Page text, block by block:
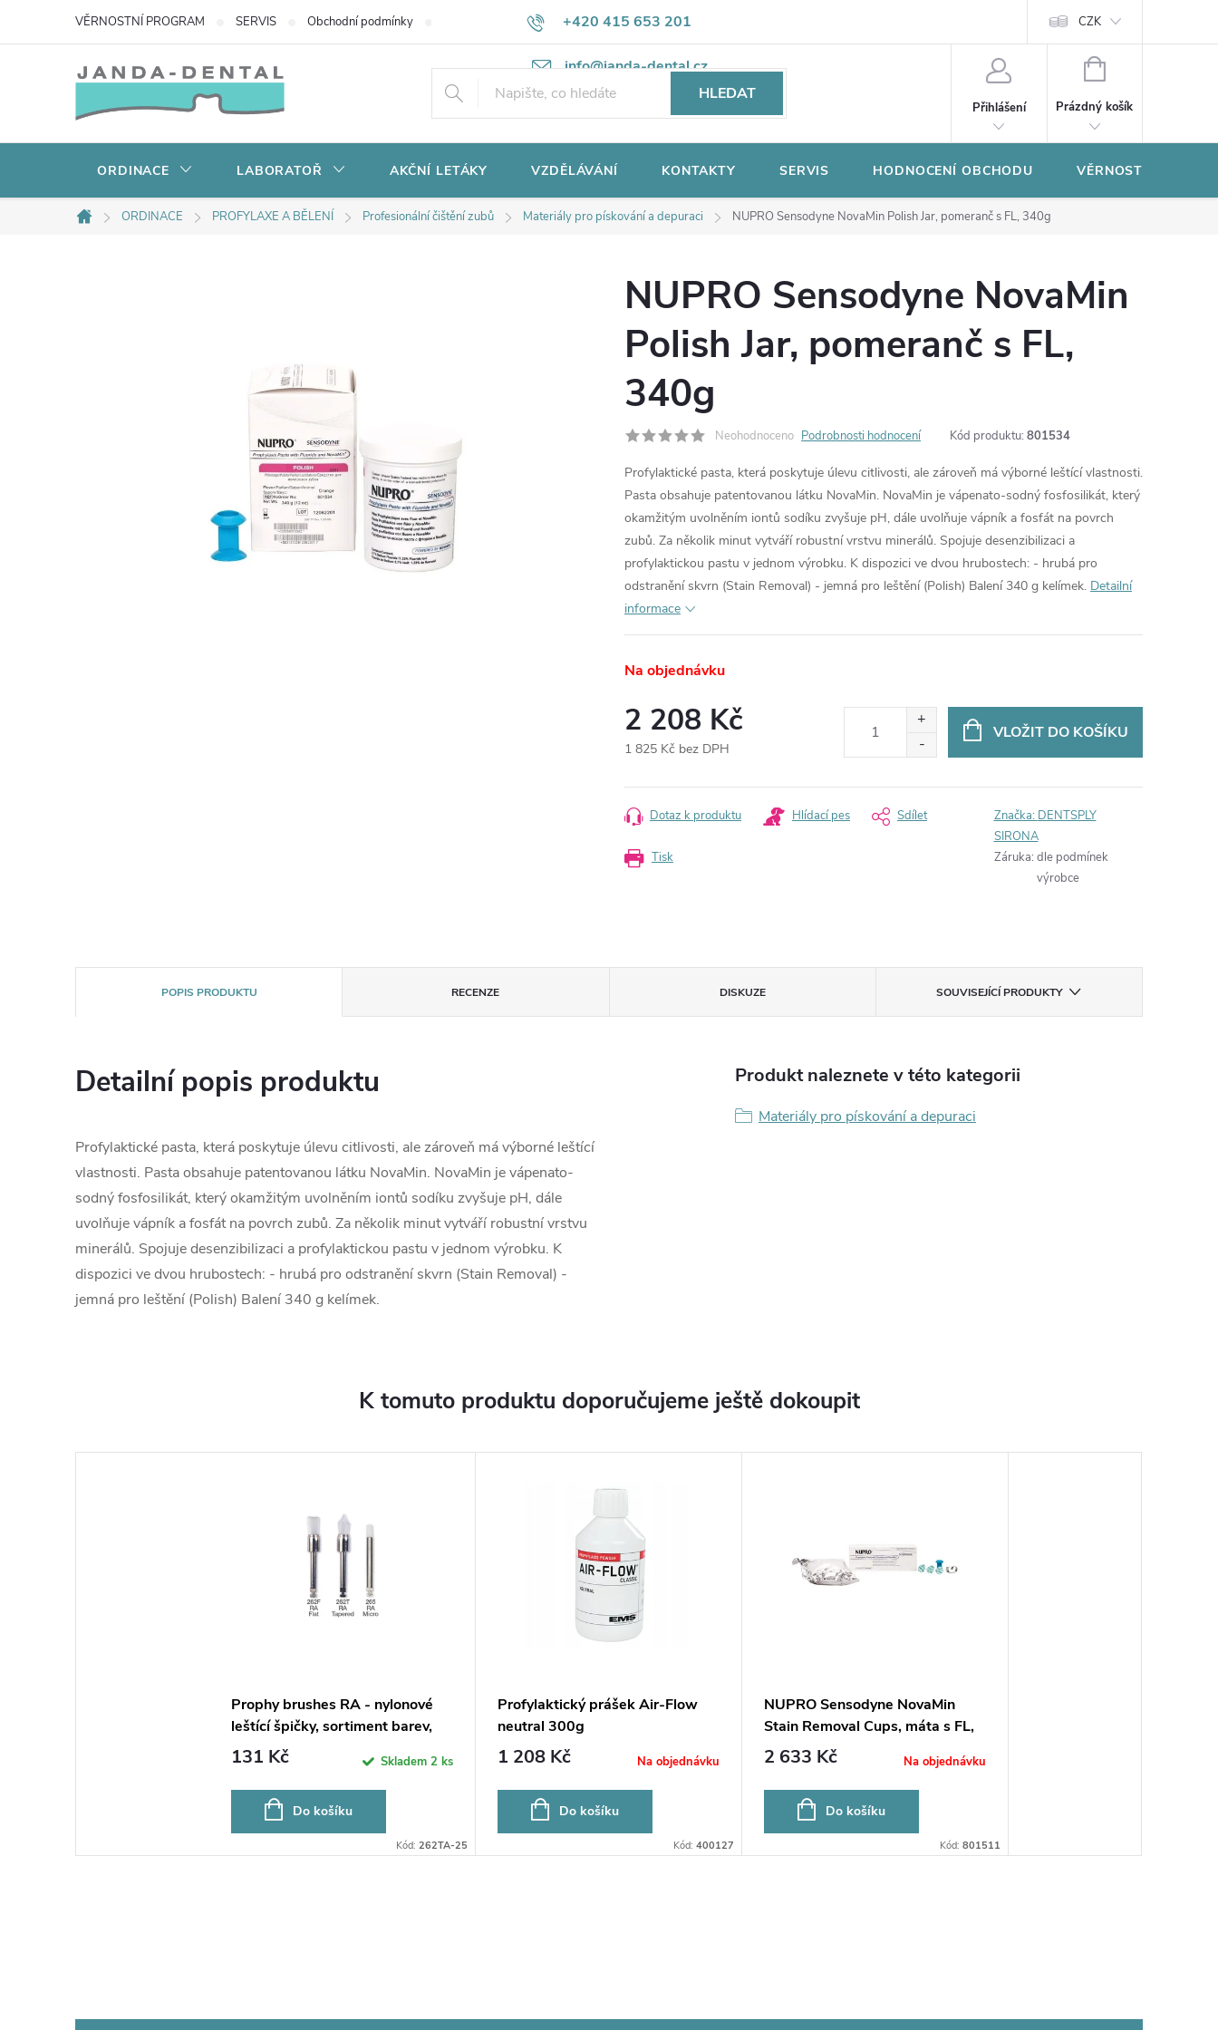
+420 415 653 201
info@janda-dental.cz
VĚRNOSTNÍ PROGRAM SERVIS Obchodní podmínky Potřebujete poradit? Ochrana osobních údajů CZK
HLEDAT
Přihlášení
NÁKUPNÍ
Prázdný košík
ORDINACE LABORATOŘ AKČNÍ LETÁKY VZDĚLÁVÁNÍ KONTAKTY SERVIS HODNOCENÍ OBCHODU VĚRNOSTNÍ
Domů
ORDINACE PROFYLAXE A BĚLENÍ Profesionální čištění zubů Materiály pro pískování a depuraci NUPRO Sensodyne NovaMin Polish Jar, pomeranč s FL, 340g
NUPRO Sensodyne NovaMin
Polish Jar, pomeranč s FL,
340g
Neohodnoceno Podrobnosti hodnocení Kód produktu: 801534
Profylaktické pasta, která poskytuje úlevu citlivosti, ale zároveň má výborné leštící vlastnosti.
Pasta obsahuje patentovanou látku NovaMin. NovaMin je vápenato-sodný fosfosilikát, který
okamžitým uvolněním iontů sodíku zvyšuje pH, dále uvolňuje vápník a fosfát na povrch
zubů. Za několik minut vytváří robustní vrstvu minerálů. Spojuje desenzibilizaci a
profylaktickou pastu v jednom výrobku. K dispozici ve dvou hrubostech: - hrubá pro
odstranění skvrn (Stain Removal) - jemná pro leštění (Polish) Balení 340 g kelímek. Detailní
informace
Na objednávku
2 208 Kč
1 825 Kč bez DPH
cena:
VLOŽIT DO KOŠÍKU
Tisk
Dotaz k produktu Hlídací pes Sdílet Značka: DENTSPLY
SIRONA
Záruka: dle podmínek
výrobce
POPIS PRODUKTU RECENZE DISKUZE SOUVISEJÍCÍ PRODUKTY
Detailní popis produktu
Profylaktické pasta, která poskytuje úlevu citlivosti, ale zároveň má výborné leštící
vlastnosti. Pasta obsahuje patentovanou látku NovaMin. NovaMin je vápenato-
sodný fosfosilikát, který okamžitým uvolněním iontů sodíku zvyšuje pH, dále
uvolňuje vápník a fosfát na povrch zubů. Za několik minut vytváří robustní vrstvu
minerálů. Spojuje desenzibilizaci a profylaktickou pastu v jednom výrobku. K
dispozici ve dvou hrubostech: - hrubá pro odstranění skvrn (Stain Removal) -
jemná pro leštění (Polish) Balení 340 g kelímek.
Produkt naleznete v této kategorii
Materiály pro pískování a depuraci
K tomuto produktu doporučujeme ještě dokoupit
Prophy brushes RA - nylonové
leštící špičky, sortiment barev,
25ks, 262T
131 Kč Skladem 2 ks
Do košíku
Kód: 262TA-25
Profylaktický prášek Air-Flow
neutral 300g
1 208 Kč Na objednávku
Do košíku
Kód: 400127
NUPRO Sensodyne NovaMin
Stain Removal Cups, máta s FL,
175x1,4g
2 633 Kč Na objednávku
Do košíku
Kód: 801511